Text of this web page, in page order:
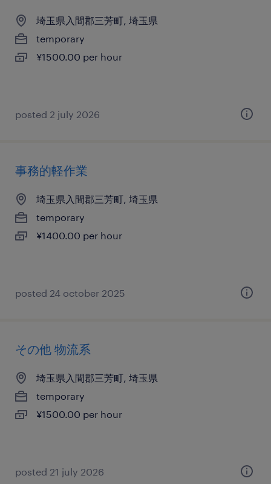
埼玉県入間郡三芳町, 埼玉県
temporary
¥1500.00 per hour
posted 2 july 2026
事務的軽作業
埼玉県入間郡三芳町, 埼玉県
temporary
¥1400.00 per hour
posted 24 october 2025
その他 物流系
埼玉県入間郡三芳町, 埼玉県
temporary
¥1500.00 per hour
posted 21 july 2026